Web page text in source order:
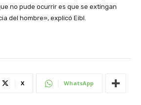
no pude ocurrir es que se extingan
del hombre», explicó Eibl.
X WhatsApp